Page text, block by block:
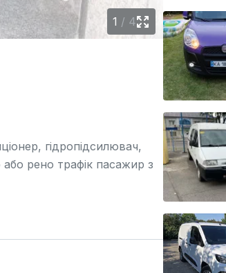
1 / 4
гідропідсилювач,
рено трафік пасажир з